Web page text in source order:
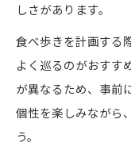
しさがあります。
食べ歩きを計画する
よく巡るのがおすす
が異なるため、事前
個性を楽しみながら
う。